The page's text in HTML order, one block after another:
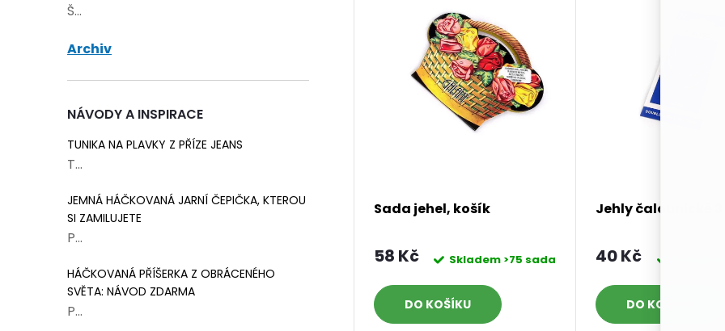
Š...
Archiv
NÁVODY A INSPIRACE
TUNIKA NA PLAVKY Z PŘÍZE JEANS
T...
JEMNÁ HÁČKOVANÁ JARNÍ ČEPIČKA, KTEROU
SI ZAMILUJETE
P...
HÁČKOVANÁ PŘÍŠERKA Z OBRÁCENÉHO
SVĚTA: NÁVOD ZDARMA
P...
9 cm sada Jehly šicí ostré 3 ks Sada jehel, košík
58 Kč Skladem >75 sada
DO KOŠÍKU
Jehly čalounické 3
40 Kč
DO KOŠÍKU